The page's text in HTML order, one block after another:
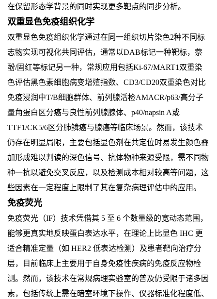
在保留形态学背景的同时实现更多靶点的同步分析。
双重显色免疫组织化学
双重显色免疫组织化学通过在同一组织切片染色2种不同标
志物实现可视化共同评估，通常以DAB标记一种靶标，萘
酚/固红等标记另一种，常规应用包括Ki-67/MART1双重染
色评估黑色素细胞病变增殖指数、CD3/CD20双重染色对比
免疫浸润中T/B细胞群体、前列腺活检AMACR/p63/高分子
量角蛋白区分癌与良性前列腺腺体、p40/napsin A或
TTF1/CK5/6区分肺鳞癌与腺癌等临床场景。然而，该技术
仍存在明显局限，主要包括显色剂在共定位时易发生颜色叠
加形成难以判读的深色信号、抗体物种来源受限，需不同物
种一抗以避免交叉反应，以及检测成本相对较高等问题，这
些因素在一定程度上限制了其在复杂病理评估中的应用。
免疫荧光
免疫荧光（IF）技术凭借其 5 至 6 个数量级的宽动态范围，
能够更真实地反映蛋白表达水平，在理论上比显色 IHC 更
适合精准定量（如 HER2 低表达检测）及患者靶向治疗分
层，目前临床上主要用于自身免疫性疾病的免疫反应物检
测。然而，该技术在常规病理实验室的普及仍受限于诸多因
素，包括传统上需在暗室环境下操作、仪器标准化程度低、